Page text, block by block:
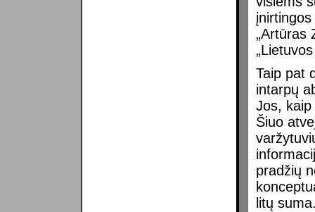
„Artūras
Taip pat
intarpų
Jos,
Šiuo
pradžių
litų